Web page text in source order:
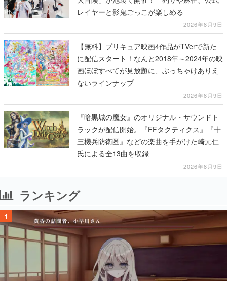
レイヤーと影鬼ごっこが楽しめる
2026年8月9日
【無料】プリキュア映画4作品がTVerで新た
に配信スタート！なんと2018年～2024年の映
画ほぼすべてが見放題に、ぶっちゃけありえ
ないラインナップ
2026年8月9日
『暗黒城の魔女』のオリジナル・サウンドト
ラックが配信開始。『FFタクティクス』『十
三機兵防衛圏』などの楽曲を手がけた崎元仁
氏による全13曲を収録
2026年8月9日
ランキング
1